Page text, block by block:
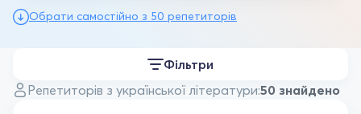
Обрати самостійно з 50 репетиторів
Репетиторів з української літератури:50 знайдено
Фільтри